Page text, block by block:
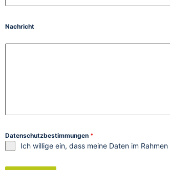
Nachricht
Datenschutzbestimmungen *
Ich willige ein, dass meine Daten im